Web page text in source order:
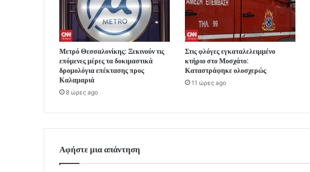
Μετρό Θεσσαλονίκης: Ξεκινούν τις
επόμενες μέρες τα δοκιμαστικά
δρομολόγια επέκτασης προς
Καλαμαριά
8 ώρες ago
Στις φλόγες εγκαταλελειμμένο
κτήριο στο Μοσχάτο:
Καταστράφηκε ολοσχερώς
11 ώρες ago
Αφήστε μια απάντηση